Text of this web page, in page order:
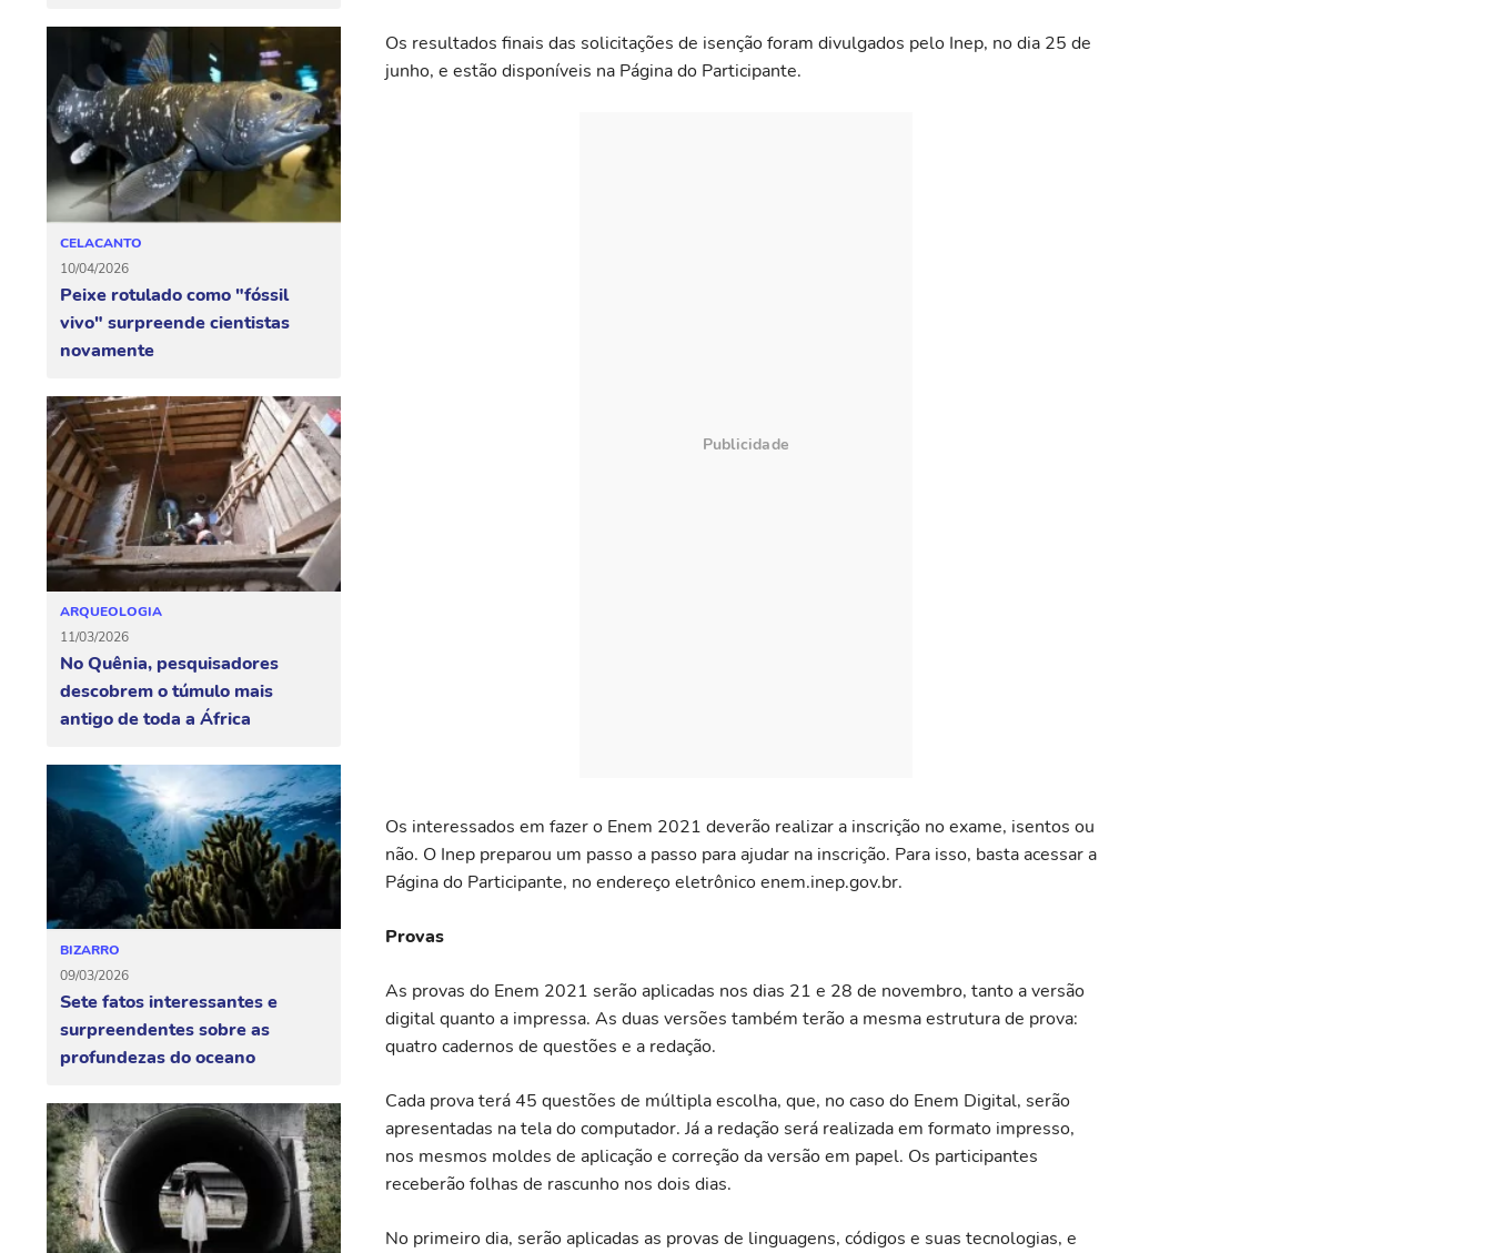
CELACANTO
10/04/2026
Peixe rotulado como "fóssil
vivo" surpreende cientistas
novamente
ARQUEOLOGIA
11/03/2026
No Quênia, pesquisadores
descobrem o túmulo mais
antigo de toda a África
BIZARRO
09/03/2026
Sete fatos interessantes e
surpreendentes sobre as
profundezas do oceano
Os resultados finais das solicitações de isenção foram divulgados pelo Inep, no dia 25 de
junho, e estão disponíveis na Página do Participante.
Os interessados em fazer o Enem 2021 deverão realizar a inscrição no exame, isentos ou
não. O Inep preparou um passo a passo para ajudar na inscrição. Para isso, basta acessar a
Página do Participante, no endereço eletrônico enem.inep.gov.br.
Provas
As provas do Enem 2021 serão aplicadas nos dias 21 e 28 de novembro, tanto a versão
digital quanto a impressa. As duas versões também terão a mesma estrutura de prova:
quatro cadernos de questões e a redação.
Cada prova terá 45 questões de múltipla escolha, que, no caso do Enem Digital, serão
apresentadas na tela do computador. Já a redação será realizada em formato impresso,
nos mesmos moldes de aplicação e correção da versão em papel. Os participantes
receberão folhas de rascunho nos dois dias.
No primeiro dia, serão aplicadas as provas de linguagens, códigos e suas tecnologias, e